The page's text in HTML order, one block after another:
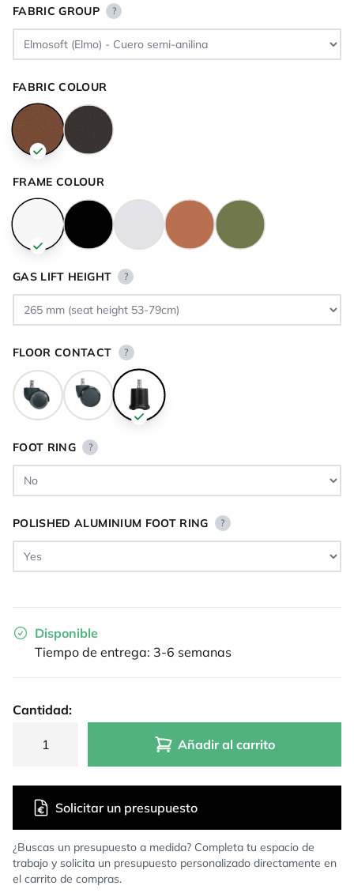
FABRIC GROUP ?
FABRIC COLOUR
FRAME COLOUR
GAS LIFT HEIGHT ?
FLOOR CONTACT ?
FOOT RING ?
POLISHED ALUMINIUM FOOT RING ?
Disponible
Tiempo de entrega: 3-6 semanas
Cantidad:
Añadir al carrito
¿Buscas un presupuesto a medida? Completa tu espacio de
trabajo y solicita un presupuesto personalizado directamente en
el carrito de compras.
Solicitar un presupuesto